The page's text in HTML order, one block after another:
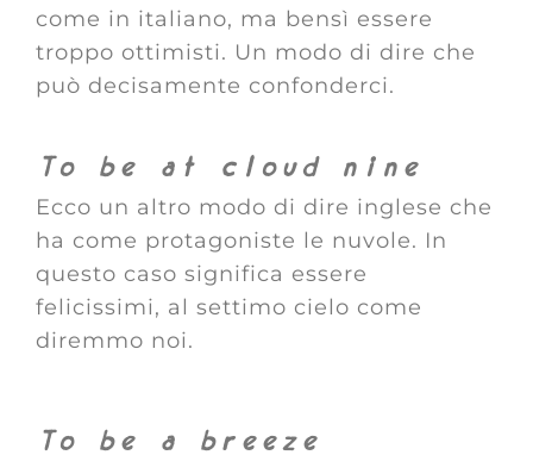
come in italiano, ma bensì essere
troppo ottimisti. Un modo di dire che
può decisamente confonderci.
To be at cloud nine
Ecco un altro modo di dire inglese che
ha come protagoniste le nuvole. In
questo caso significa essere
felicissimi, al settimo cielo come
diremmo noi.
To be a breeze